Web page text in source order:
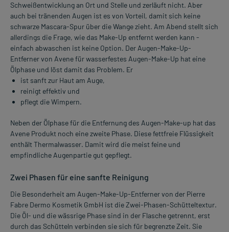
Schweißentwicklung an Ort und Stelle und zerläuft nicht. Aber
auch bei tränenden Augen ist es von Vorteil, damit sich keine
schwarze Mascara-Spur über die Wange zieht. Am Abend stellt sich
allerdings die Frage, wie das Make-Up entfernt werden kann -
einfach abwaschen ist keine Option. Der Augen-Make-Up-
Entferner von Avene für wasserfestes Augen-Make-Up hat eine
Ölphase und löst damit das Problem. Er
ist sanft zur Haut am Auge,
reinigt effektiv und
pflegt die Wimpern.
Neben der Ölphase für die Entfernung des Augen-Make-up hat das
Avene Produkt noch eine zweite Phase. Diese fettfreie Flüssigkeit
enthält Thermalwasser. Damit wird die meist feine und
empfindliche Augenpartie gut gepflegt.
Zwei Phasen für eine sanfte Reinigung
Die Besonderheit am Augen-Make-Up-Entferner von der Pierre
Fabre Dermo Kosmetik GmbH ist die Zwei-Phasen-Schütteltextur.
Die Öl- und die wässrige Phase sind in der Flasche getrennt, erst
durch das Schütteln verbinden sie sich für begrenzte Zeit. Sie